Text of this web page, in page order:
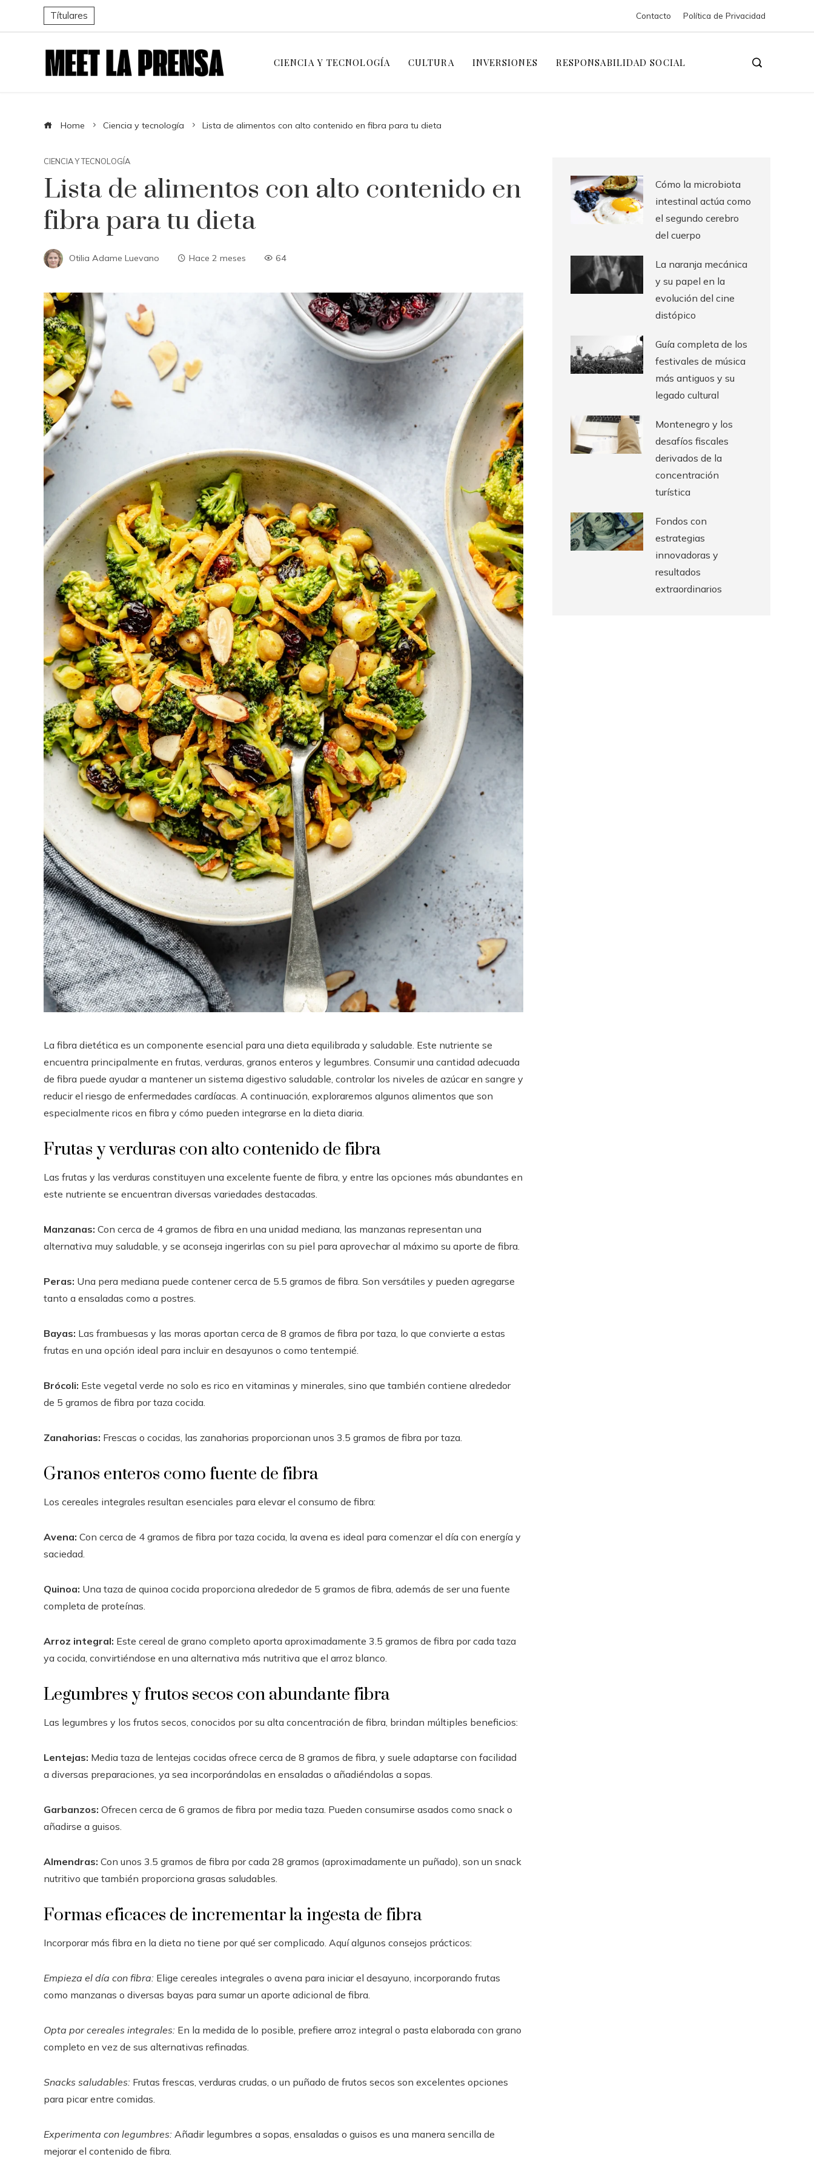
Títulares Contacto Política de Privacidad
CIENCIA Y TECNOLOGÍA CULTURA INVERSIONES RESPONSABILIDAD SOCIAL
Home Ciencia y tecnología Lista de alimentos con alto contenido en fibra para tu dieta
CIENCIA Y TECNOLOGÍA
Lista de alimentos con alto contenido en
fibra para tu dieta
Otilia Adame Luevano Hace 2 meses 64
La fibra dietética es un componente esencial para una dieta equilibrada y saludable. Este nutriente se
encuentra principalmente en frutas, verduras, granos enteros y legumbres. Consumir una cantidad adecuada
de fibra puede ayudar a mantener un sistema digestivo saludable, controlar los niveles de azúcar en sangre y
reducir el riesgo de enfermedades cardíacas. A continuación, exploraremos algunos alimentos que son
especialmente ricos en fibra y cómo pueden integrarse en la dieta diaria.
Frutas y verduras con alto contenido de fibra
Las frutas y las verduras constituyen una excelente fuente de fibra, y entre las opciones más abundantes en
este nutriente se encuentran diversas variedades destacadas.
Manzanas: Con cerca de 4 gramos de fibra en una unidad mediana, las manzanas representan una
alternativa muy saludable, y se aconseja ingerirlas con su piel para aprovechar al máximo su aporte de fibra.
Peras: Una pera mediana puede contener cerca de 5.5 gramos de fibra. Son versátiles y pueden agregarse
tanto a ensaladas como a postres.
Bayas: Las frambuesas y las moras aportan cerca de 8 gramos de fibra por taza, lo que convierte a estas
frutas en una opción ideal para incluir en desayunos o como tentempié.
Brócoli: Este vegetal verde no solo es rico en vitaminas y minerales, sino que también contiene alrededor
de 5 gramos de fibra por taza cocida.
Zanahorias: Frescas o cocidas, las zanahorias proporcionan unos 3.5 gramos de fibra por taza.
Granos enteros como fuente de fibra
Los cereales integrales resultan esenciales para elevar el consumo de fibra:
Avena: Con cerca de 4 gramos de fibra por taza cocida, la avena es ideal para comenzar el día con energía y
saciedad.
Quinoa: Una taza de quinoa cocida proporciona alrededor de 5 gramos de fibra, además de ser una fuente
completa de proteínas.
Arroz integral: Este cereal de grano completo aporta aproximadamente 3.5 gramos de fibra por cada taza
ya cocida, convirtiéndose en una alternativa más nutritiva que el arroz blanco.
Legumbres y frutos secos con abundante fibra
Las legumbres y los frutos secos, conocidos por su alta concentración de fibra, brindan múltiples beneficios:
Lentejas: Media taza de lentejas cocidas ofrece cerca de 8 gramos de fibra, y suele adaptarse con facilidad
a diversas preparaciones, ya sea incorporándolas en ensaladas o añadiéndolas a sopas.
Garbanzos: Ofrecen cerca de 6 gramos de fibra por media taza. Pueden consumirse asados como snack o
añadirse a guisos.
Almendras: Con unos 3.5 gramos de fibra por cada 28 gramos (aproximadamente un puñado), son un snack
nutritivo que también proporciona grasas saludables.
Formas eficaces de incrementar la ingesta de fibra
Incorporar más fibra en la dieta no tiene por qué ser complicado. Aquí algunos consejos prácticos:
Empieza el día con fibra: Elige cereales integrales o avena para iniciar el desayuno, incorporando frutas
como manzanas o diversas bayas para sumar un aporte adicional de fibra.
Opta por cereales integrales: En la medida de lo posible, prefiere arroz integral o pasta elaborada con grano
completo en vez de sus alternativas refinadas.
Snacks saludables: Frutas frescas, verduras crudas, o un puñado de frutos secos son excelentes opciones
para picar entre comidas.
Experimenta con legumbres: Añadir legumbres a sopas, ensaladas o guisos es una manera sencilla de
mejorar el contenido de fibra.
Cómo la microbiota
intestinal actúa como
el segundo cerebro
del cuerpo
La naranja mecánica
y su papel en la
evolución del cine
distópico
Guía completa de los
festivales de música
más antiguos y su
legado cultural
Montenegro y los
desafíos fiscales
derivados de la
concentración
turística
Fondos con
estrategias
innovadoras y
resultados
extraordinarios